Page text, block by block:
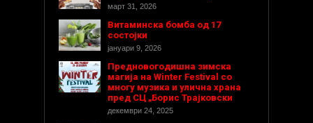
март 31, 2026
Витаминска бомба од 17
состојки
јануари 9, 2026
Предновогодишнa зимска
магија на Winter Festival со
многу музика и улична храна
пред СЦ „Борис Трајковски
декември 24, 2025